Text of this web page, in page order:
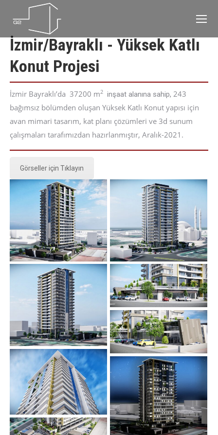
İzmir/Bayraklı - Yüksek Katlı
Konut Projesi
İzmir Bayraklı’da 37200 m2 inşaat alanına sahip, 243
bağımsız bölümden oluşan Yüksek Katlı Konut yapısı için
avan mimari tasarım, kat planı çözümleri ve 3d sunum
çalışmaları tarafımızdan hazırlanmıştır, Aralık-2021 .
Görseller için Tıklayın